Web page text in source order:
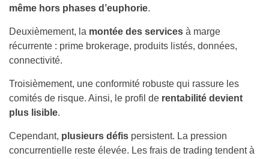
même hors phases d’euphorie.
Deuxièmement, la montée des services à marge
récurrente : prime brokerage, produits listés, données,
connectivité.
Troisièmement, une conformité robuste qui rassure les
comités de risque. Ainsi, le profil de rentabilité devient
plus lisible.
Cependant, plusieurs défis persistent. La pression
concurrentielle reste élevée. Les frais de trading tendent à